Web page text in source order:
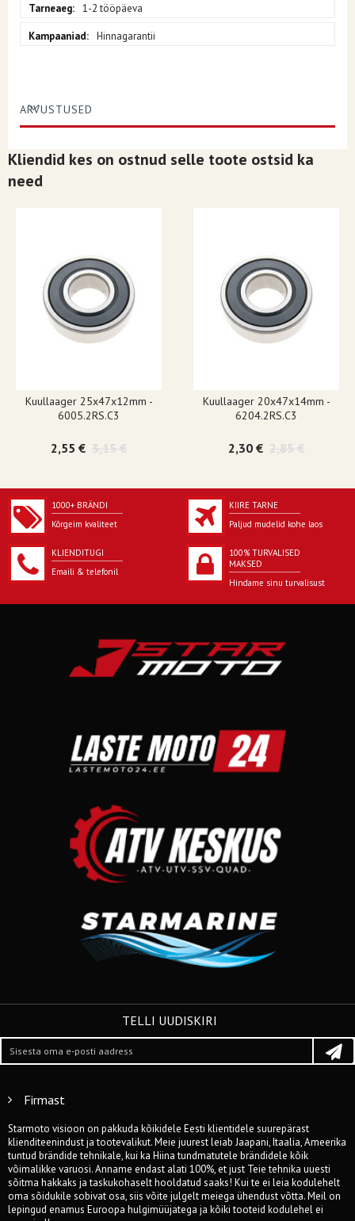
1-2 tööpäeva
Hinnagarantii
ARVUSTUSED
Kliendid kes on ostnud selle toote ostsid ka
need
Kuullaager 25x47x12mm -
6005.2RS.C3
2,55 € 3,15 €
Kuullaager 20x47x14mm -
6204.2RS.C3
2,30 € 2,85 €
1000+ BRÄNDI
Kõrgeim kvaliteet
KIIRE TARNE
Paljud mudelid kohe laos
KLIENDITUGI
Emaili & telefonil
100% TURVALISED
MAKSED
Hindame sinu turvalisust
TELLI UUDISKIRI
Firmast
Starmoto visioon on pakkuda kõikidele Eesti klientidele suurepärast
klienditeenindust ja tootevalikut. Meie juurest leiab Jaapani, Itaalia, Ameerika
tuntud brändide tehnikale, kui ka Hiina tundmatutele brändidele kõik
võimalikke varuosi. Anname endast alati 100%, et just Teie tehnika uuesti
sõitma hakkaks ja taskukohaselt hooldatud saaks! Kui te ei leia kodulehelt
oma sõidukile sobivat osa, siis võite julgelt meiega ühendust võtta. Meil on
lepingud enamus Euroopa hulgimüüjatega ja kõiki tooteid kodulehel ei